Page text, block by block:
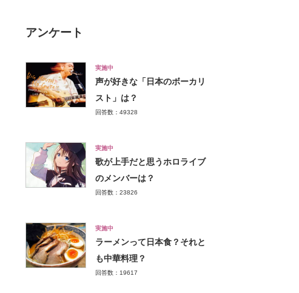
アンケート
実施中
声が好きな「日本のボーカリ
スト」は？
回答数：49328
実施中
歌が上手だと思うホロライブ
のメンバーは？
回答数：23826
実施中
ラーメンって日本食？それと
も中華料理？
回答数：19617